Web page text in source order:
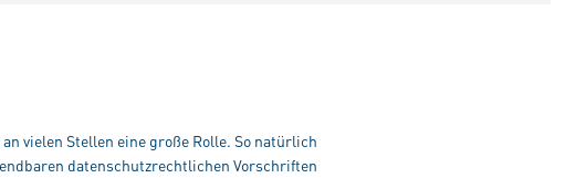
vielen Stellen eine große Rolle. So natürlich
datenschutzrechtlichen Vorschriften